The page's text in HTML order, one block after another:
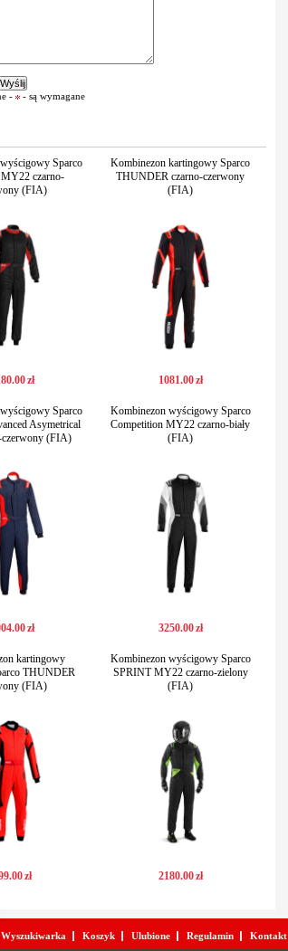
- - są wymagane
Sparco
czarno-
(FIA)
.00zł
Kombinezon kartingowy Sparco
THUNDER czarno-czerwony
(FIA)
1081.00zł
Sparco
Asymetrical
czerwony (FIA)
.00zł
Kombinezon wyścigowy Sparco
Competition MY22 czarno-biały
(FIA)
3250.00zł
kartingowy
THUNDER
(FIA)
.00zł
Kombinezon wyścigowy Sparco
SPRINT MY22 czarno-zielony
(FIA)
2180.00zł
Wyszukiwarka Koszyk Ulubione Regulamin Kontakt